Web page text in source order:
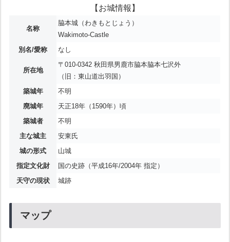
【お城情報】
名称
脇本城（わきもとじょう）
Wakimoto-Castle
別名/愛称
なし
所在地
〒010-0342 秋田県男鹿市脇本脇本七沢外
（旧：東山道出羽国）
築城年
不明
廃城年
天正18年（1590年）頃
築城者
不明
主な城主
安東氏
城の形式
山城
指定文化財
国の史跡（平成16年/2004年 指定）
天守の現状
城跡
マップ